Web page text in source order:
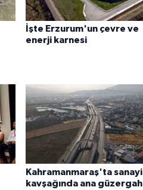
İşte Erzurum'un çevre ve
enerji karnesi
Kahramanmaraş'ta sanayi
kavşağında ana güzergah